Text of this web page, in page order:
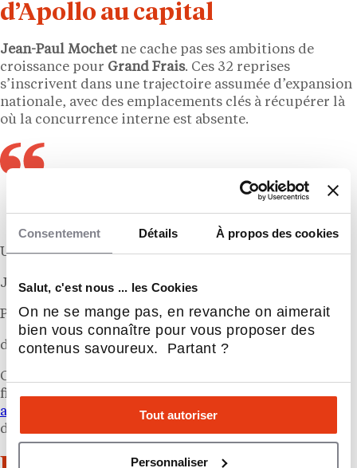
Consentement Détails À propos des cookies
Salut, c'est nous ... les Cookies
On ne se mange pas, en revanche on aimerait
bien vous connaître pour vous proposer des
contenus savoureux. Partant ?
Tout autoriser
Personnaliser
d’Apollo au capital
Jean-Paul Mochetne cache pas ses ambitions de
croissance pour Grand Frais. Ces 32 reprises
s’inscrivent dans une trajectoire assumée d’expansion
nationale, avec des emplacements clés à récupérer là
où la concurrence interne est absente.
Nous pouvons doubler le parc de Grand
UNE PHRASE DE
Jean-Paul Mochet
PDG, Prosol
déclaré à LSA en décembre 2025
Ce mouvement d’expansion bénéficie d’un soutien
financier renforcé :le fonds d’investissement
américain
entre au capital de Prosol
donne au groupe les moyens de ses ambitions.